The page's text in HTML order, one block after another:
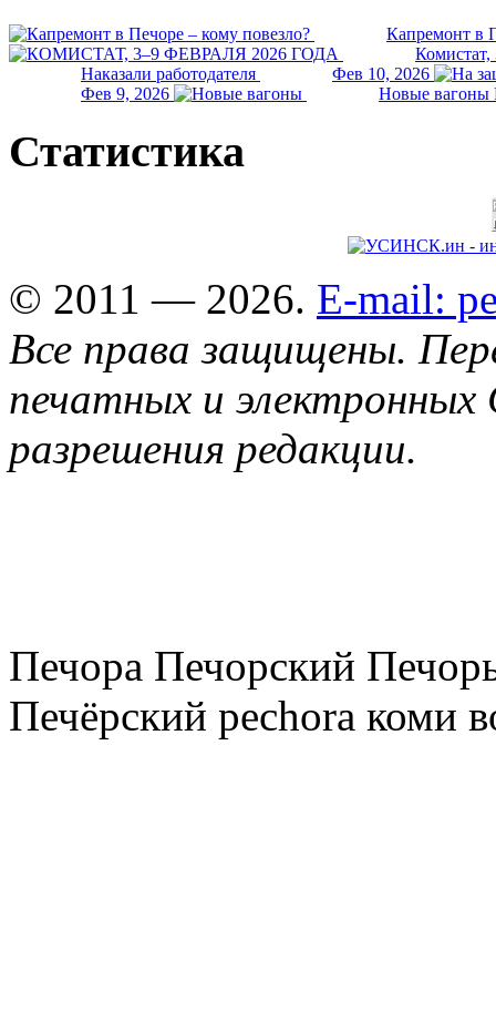
Капремонт в
Комистат,
Наказали работодателя
Фев 10, 2026
Фев 9, 2026
Новые вагоны
Статистика
© 2011 — 2026. E-mail:
Все права защищены.
печатных и
разрешения редакции.
Печора Печорский
Печёрский pechora коми